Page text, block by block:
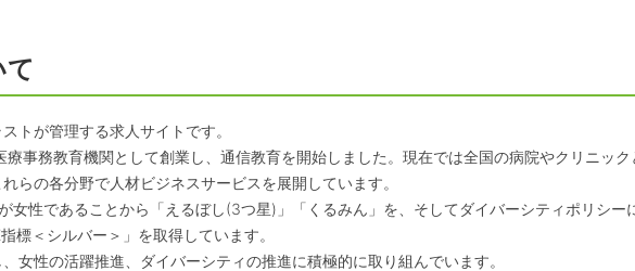
トが管理する求人サイトです。
療事務教育機関として創業し、通信教育を開始しました。現在では全国の病院やクリニッ
らの各分野で人材ビジネスサービスを展開しています。
女性であることから「えるぼし(3つ星)」「くるみん」を、そしてダイバーシティポリシ
標＜シルバー＞」を取得しています。
女性の活躍推進、ダイバーシティの推進に積極的に取り組んでいます。